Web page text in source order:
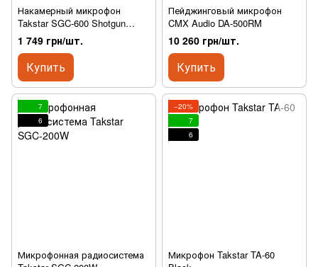
Накамерный микрофон
Takstar SGC-600 Shotgun
Microphone Black
1 749 грн/шт.
Купить
Пейджинговый микрофон
CMX Audio DA-500RM
10 260 грн/шт.
Купить
7
6
Микрофонная радиосистема
−20%
7
6
Микрофон Takstar TA-60